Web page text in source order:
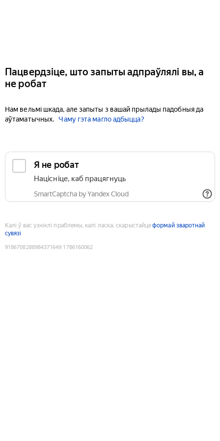
Пацвердзіце, што запыты адпраўлялі вы, а
не робат
Нам вельмі шкада, але запыты з вашай прылады падобныя да
аўтаматычных.
Чаму гэта магло адбыцца?
Я не робат
Націсніце, каб працягнуць
SmartCaptcha by Yandex Cloud
Калі ў вас узніклі праблемы, калі ласка, скарыстайцеформай зваротнай
сувязі
9186708288984371649:1786160062